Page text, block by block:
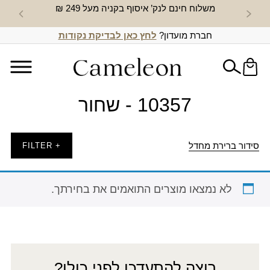
משלוח חינם לנק’ איסוף בקניה מעל 249 ₪ חדש
חברת מועדון? לחץ כאן לבדיקת נקודות
10357 - שחור
סידור ברירת מחדל + FILTER
לא נמצאו מוצרים התואמים את בחירתך.